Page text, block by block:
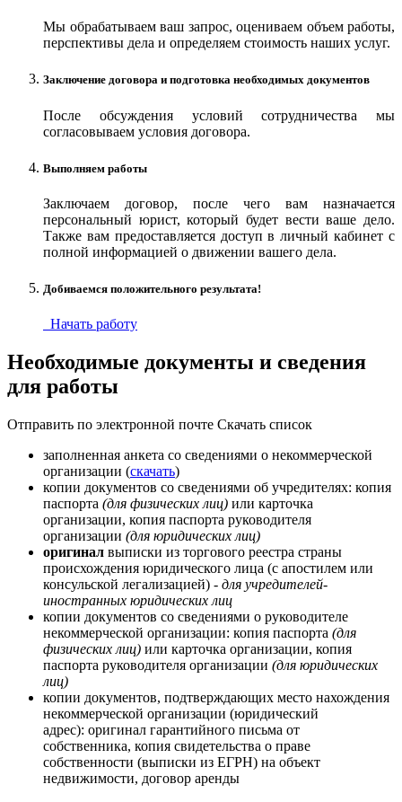
Мы обрабатываем ваш запрос, оцениваем объем работы,
перспективы дела и определяем стоимость наших услуг.
Заключение договора и подготовка необходимых документов
После обсуждения условий сотрудничества мы
согласовываем условия договора.
Выполняем работы
Заключаем договор, после чего вам назначается
персональный юрист, который будет вести ваше дело.
Также вам предоставляется доступ в личный кабинет с
полной информацией о движении вашего дела.
Добиваемся положительного результата!
Начать работу
Необходимые документы и сведения
для работы
Отправить по электронной почте Скачать список
заполненная анкета со сведениями о некоммерческой
организации (скачать)
копии документов со сведениями об учредителях: копия
паспорта (для физических лиц) или карточка
организации, копия паспорта руководителя
организации (для юридических лиц)
оригинал выписки из торгового реестра страны
происхождения юридического лица (с апостилем или
консульской легализацией) - для учредителей-
иностранных юридических лиц
копии документов со сведениями о руководителе
некоммерческой организации: копия паспорта (для
физических лиц) или карточка организации, копия
паспорта руководителя организации (для юридических
лиц)
копии документов, подтверждающих место нахождения
некоммерческой организации (юридический
адрес): оригинал гарантийного письма от
собственника, копия свидетельства о праве
собственности (выписки из ЕГРН) на объект
недвижимости, договор аренды